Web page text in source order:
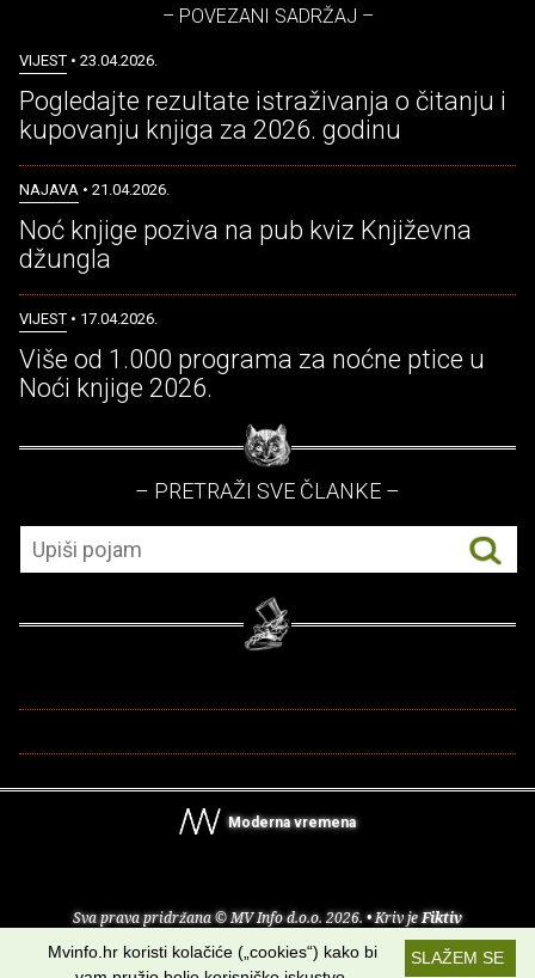
– POVEZANI SADRŽAJ –
VIJEST • 23.04.2026.
Pogledajte rezultate istraživanja o čitanju i
kupovanju knjiga za 2026. godinu
NAJAVA • 21.04.2026.
Noć knjige poziva na pub kviz Književna
džungla
VIJEST • 17.04.2026.
Više od 1.000 programa za noćne ptice u
Noći knjige 2026.
– PRETRAŽI SVE ČLANKE –
Moderna vremena
Sva prava pridržana © MV Info d.o.o. 2026. • Kriv jeFiktiv
O nama• Pomoć• Uvjeti korištenja•RSS kanaliSLAŽEM SE
Mvinfo.hr koristi kolačiće („cookies“) kako bi